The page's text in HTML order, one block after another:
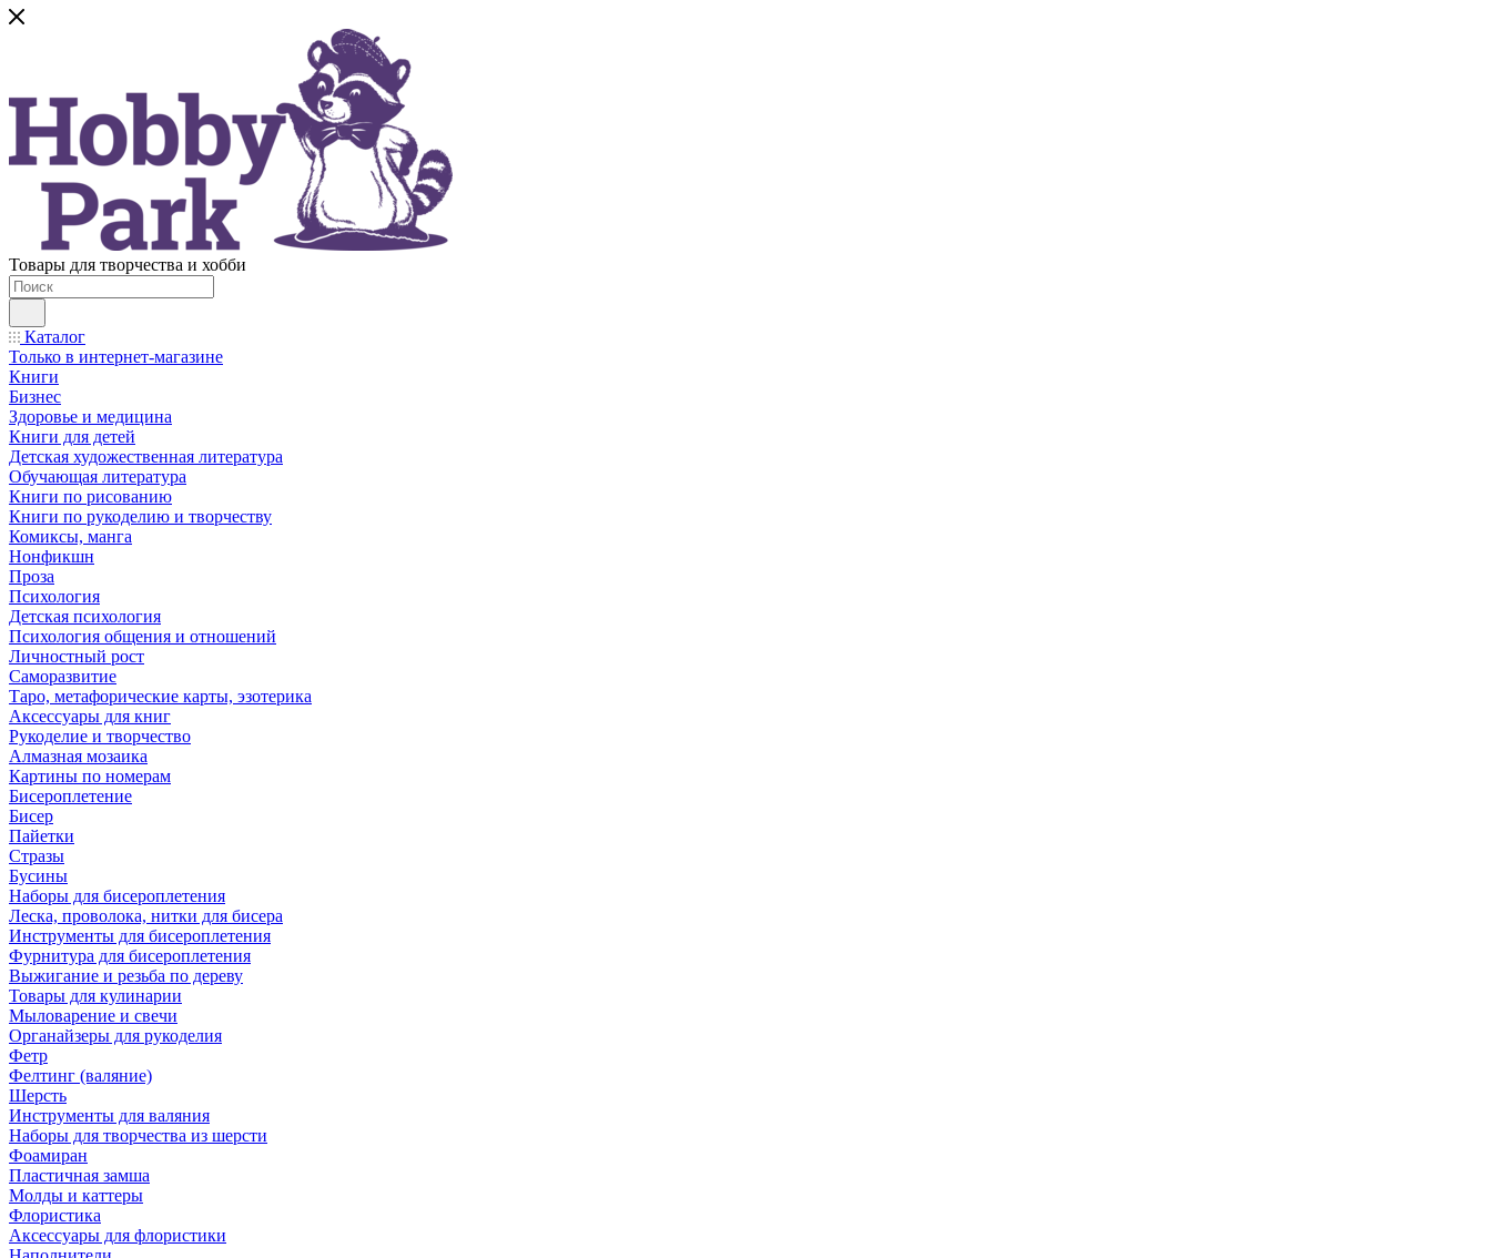
Товары для творчества и хобби
Каталог
Только в интернет-магазине
Книги
Бизнес
Здоровье и медицина
Книги для детей
Детская художественная литература
Обучающая литература
Книги по рисованию
Книги по рукоделию и творчеству
Комиксы, манга
Нонфикшн
Проза
Психология
Детская психология
Психология общения и отношений
Личностный рост
Саморазвитие
Таро, метафорические карты, эзотерика
Аксессуары для книг
Рукоделие и творчество
Алмазная мозаика
Картины по номерам
Бисероплетение
Бисер
Пайетки
Стразы
Бусины
Наборы для бисероплетения
Леска, проволока, нитки для бисера
Инструменты для бисероплетения
Фурнитура для бисероплетения
Выжигание и резьба по дереву
Товары для кулинарии
Мыловарение и свечи
Органайзеры для рукоделия
Фетр
Фелтинг (валяние)
Шерсть
Инструменты для валяния
Наборы для творчества из шерсти
Фоамиран
Пластичная замша
Молды и каттеры
Флористика
Аксессуары для флористики